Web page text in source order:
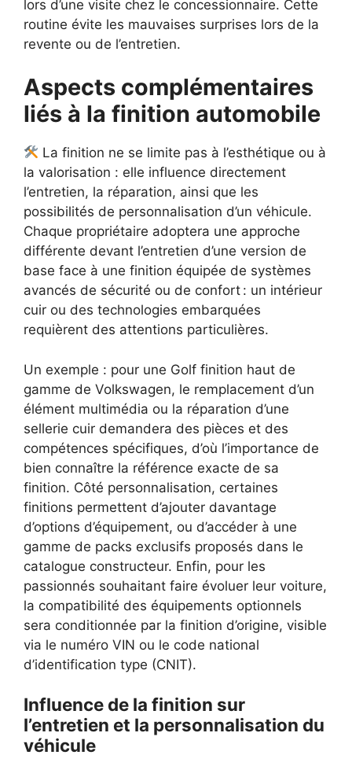
lors d’une visite chez le concessionnaire. Cette
routine évite les mauvaises surprises lors de la
revente ou de l’entretien.
Aspects complémentaires
liés à la finition automobile
La finition ne se limite pas à l’esthétique ou à
la valorisation : elle influence directement
l’entretien, la réparation, ainsi que les
possibilités de personnalisation d’un véhicule.
Chaque propriétaire adoptera une approche
différente devant l’entretien d’une version de
base face à une finition équipée de systèmes
avancés de sécurité ou de confort : un intérieur
cuir ou des technologies embarquées
requièrent des attentions particulières.
Un exemple : pour une Golf finition haut de
gamme de Volkswagen, le remplacement d’un
élément multimédia ou la réparation d’une
sellerie cuir demandera des pièces et des
compétences spécifiques, d’où l’importance de
bien connaître la référence exacte de sa
finition. Côté personnalisation, certaines
finitions permettent d’ajouter davantage
d’options d’équipement, ou d’accéder à une
gamme de packs exclusifs proposés dans le
catalogue constructeur. Enfin, pour les
passionnés souhaitant faire évoluer leur voiture,
la compatibilité des équipements optionnels
sera conditionnée par la finition d’origine, visible
via le numéro VIN ou le code national
d’identification type (CNIT).
Influence de la finition sur
l’entretien et la personnalisation du
véhicule